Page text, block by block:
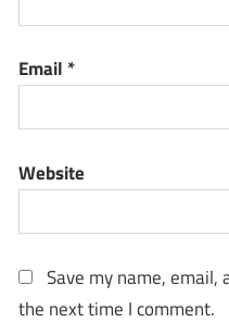
Email *
Website
Save my name,
the next time I comment.